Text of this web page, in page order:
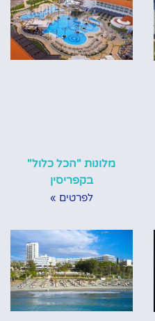
מלונות "הכל כלול"
בקפריסין
לפרטים »